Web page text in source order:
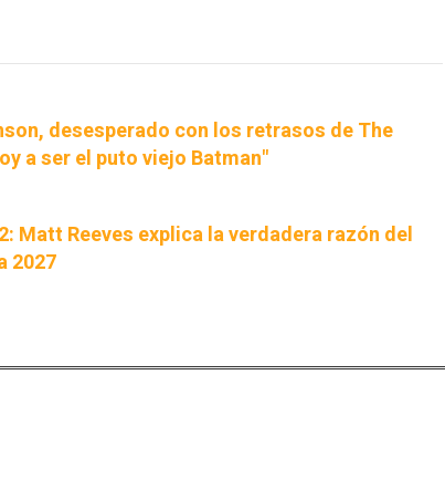
desesperado con los retrasos de The
a ser el puto viejo Batman"
Matt Reeves explica la verdadera razón del
2027